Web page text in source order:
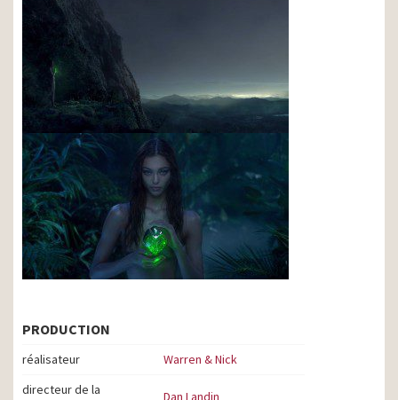
PRODUCTION
réalisateur
Warren & Nick
directeur de la
Dan Landin